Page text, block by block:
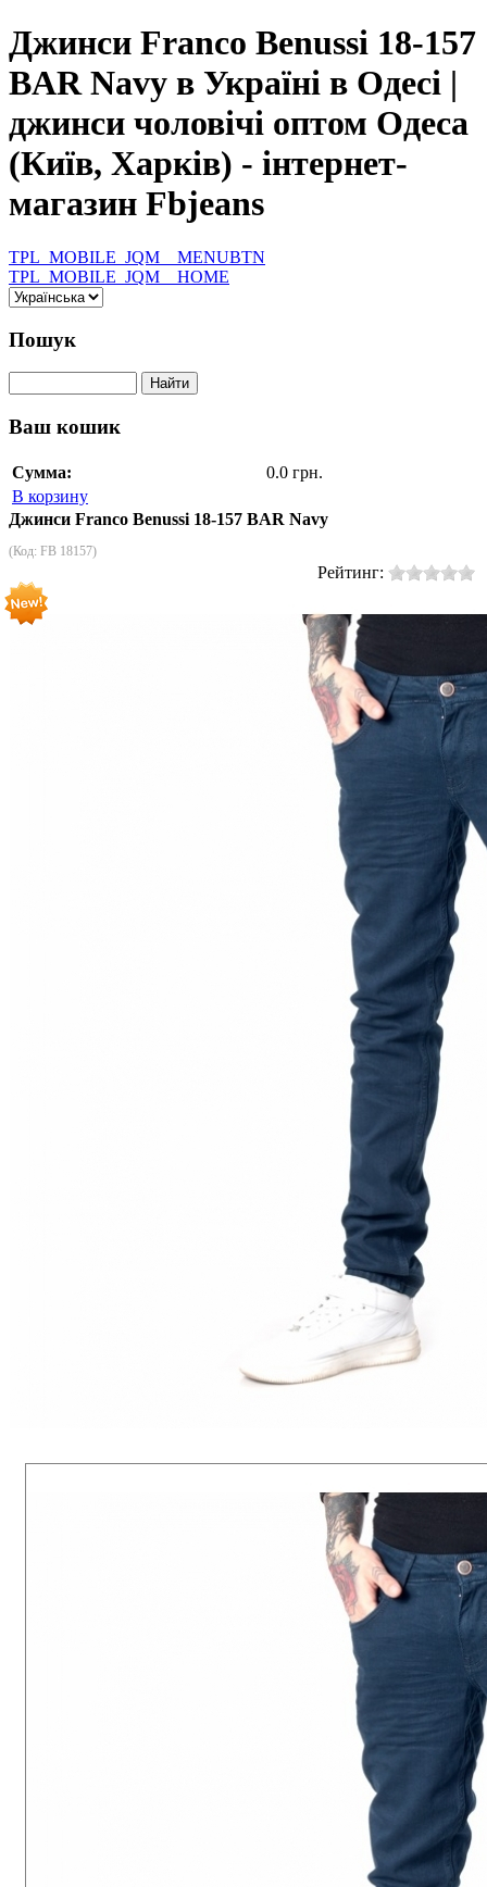
Джинси Franco Benussi 18-157
BAR Navy в Україні в Одесі |
джинси чоловічі оптом Одеса
(Київ, Харків) - інтернет-
магазин Fbjeans
TPL_MOBILE_JQM__MENUBTN
TPL_MOBILE_JQM__HOME
Пошук
Ваш кошик
Сумма:
0.0 грн.
В корзину
Джинси Franco Benussi 18-157 BAR Navy
(Код: FB 18157)
Рейтинг: